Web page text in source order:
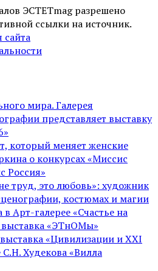
ЭСТЕТmag разрешено
ссылки на источник.
сайта
мира. Галерея
представляет выставку
который меняет женские
о конкурсах «Миссис
Россия»
труд, это любовь»: художник
костюмах и магии
Арт-галерее «Счастье на
выставка «ЭТнОМы»
«Цивилизации и ХХI
Худекова «Вилла